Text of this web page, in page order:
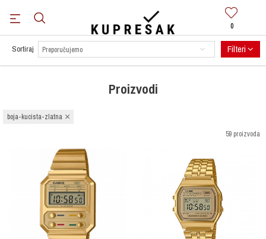
0
BESPLATNA DOSTAVA za sve narudžbe preko 100 KM.Saznaj više
Proizvodi
Sortiraj Filteri
boja-kucista-zlatna
59 proizvoda